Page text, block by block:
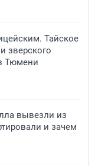
Тайское
зверского
Тюмени
вывезли из
и зачем